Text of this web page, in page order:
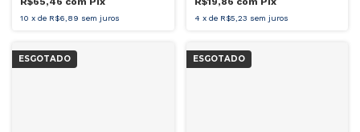
10 x de R$6,89 sem juros 4 x de R$5,23 sem juros
ESGOTADO ESGOTADO